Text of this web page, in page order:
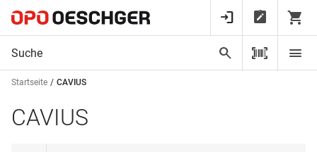
Startseite CAVIUS
CAVIUS